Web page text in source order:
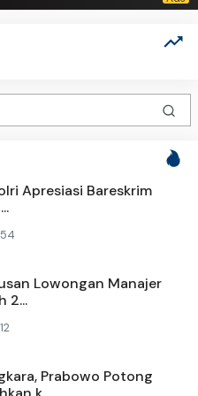
Apresiasi Bareskrim
Lowongan Manajer
2...
Prabowo Potong